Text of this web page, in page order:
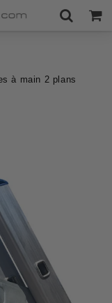
à main 2 plans